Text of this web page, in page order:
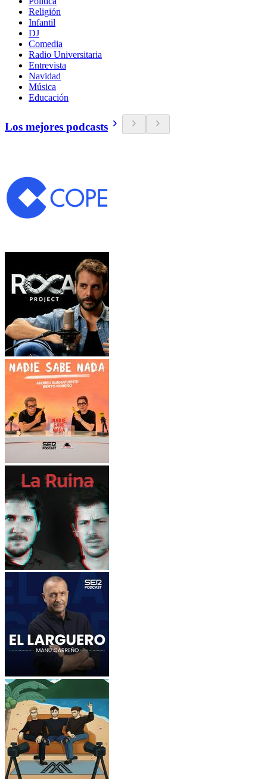
Religión
Infantil
DJ
Comedia
Radio Universitaria
Entrevista
Navidad
Música
Educación
Los mejores podcasts